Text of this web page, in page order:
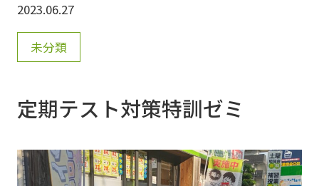
ト対策特訓ゼミが行われます。 ２学期最初の
テストになります、新学期を良い形でスタート
ます。 塾外生の参加も可能です。 気になる方
は、一度教室にお電話頂ければと思います。
お気軽にお問い合わせください。 よろしくお
願い致します。
2023.06.27
未分類
定期テスト対策特訓ゼミ